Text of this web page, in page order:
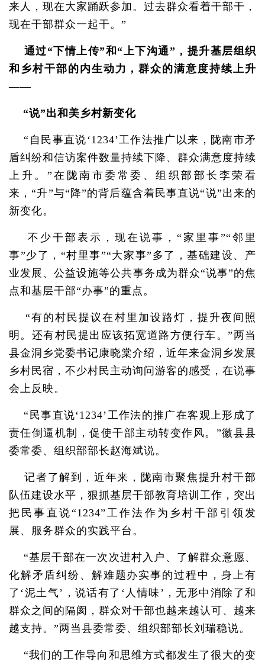
来人，现在大家踊跃参加。过去群众看着干部干，
现在干部群众一起干。”
通过“下情上传”和“上下沟通”，提升基层组织
和乡村干部的内生动力，群众的满意度持续上升
——
“说”出和美乡村新变化
“自民事直说‘1234’工作法推广以来，陇南市矛
盾纠纷和信访案件数量持续下降、群众满意度持续
上升。”在陇南市委常委、组织部部长李荣看
来，“升”与“降”的背后蕴含着民事直说“说”出来的
新变化。
不少干部表示，现在说事，“家里事”“邻里
事”少了，“村里事”“大家事”多了，基础建设、产
业发展、公益设施等公共事务成为群众“说事”的焦
点和基层干部“办事”的重点。
“有的村民提议在村里加设路灯，提升夜间照
明。还有村民提出应该拓宽道路方便行车。”两当
县金洞乡党委书记康晓棠介绍，近年来金洞乡发展
乡村民宿，不少村民主动询问游客的感受，在说事
会上反映。
“民事直说‘1234’工作法的推广在客观上形成了
责任倒逼机制，促使干部主动转变作风。”徽县县
委常委、组织部部长赵海斌说。
记者了解到，近年来，陇南市聚焦提升村干部
队伍建设水平，狠抓基层干部教育培训工作，突出
把民事直说“1234”工作法作为乡村干部引领发
展、服务群众的实践平台。
“基层干部在一次次进村入户、了解群众意愿、
化解矛盾纠纷、解难题办实事的过程中，身上有
了‘泥土气’，说话有了‘人情味’，无形中消除了和
群众之间的隔阂，群众对干部也越来越认可、越来
越支持。”两当县委常委、组织部部长刘瑞稳说。
“我们的工作导向和思维方式都发生了很大的变